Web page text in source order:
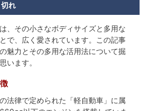
れ
、その小さなボディサイズと多用な
で、広く愛されています。この記事
魅力とその多用な活用法について掘
います。
法律で定められた「軽自動車」に属